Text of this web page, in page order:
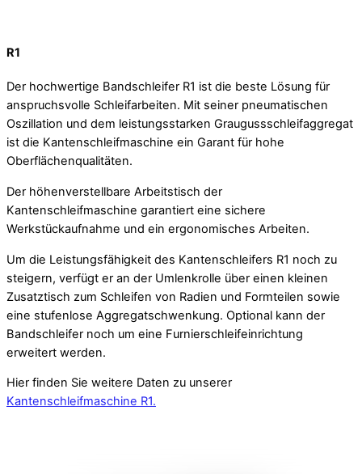
R1
Der hochwertige Bandschleifer R1 ist die beste Lösung für
anspruchsvolle Schleifarbeiten. Mit seiner pneumatischen
Oszillation und dem leistungsstarken Graugussschleifaggregat
ist die Kantenschleifmaschine ein Garant für hohe
Oberflächenqualitäten.
Der höhenverstellbare Arbeitstisch der
Kantenschleifmaschine garantiert eine sichere
Werkstückaufnahme und ein ergonomisches Arbeiten.
Um die Leistungsfähigkeit des Kantenschleifers R1 noch zu
steigern, verfügt er an der Umlenkrolle über einen kleinen
Zusatztisch zum Schleifen von Radien und Formteilen sowie
eine stufenlose Aggregatschwenkung. Optional kann der
Bandschleifer noch um eine Furnierschleifeinrichtung
erweitert werden.
Hier finden Sie weitere Daten zu unserer
Kantenschleifmaschine R1.